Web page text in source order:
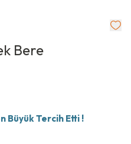
Bere
Büyük Tercih Etti !